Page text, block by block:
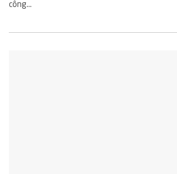
công...